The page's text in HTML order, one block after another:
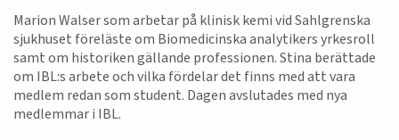
Marion Walser som arbetar på klinisk kemi vid Sahlgrenska
sjukhuset föreläste om Biomedicinska analytikers yrkesroll
samt om historiken gällande professionen. Stina berättade
om IBL:s arbete och vilka fördelar det finns med att vara
medlem redan som student. Dagen avslutades med nya
medlemmar i IBL.